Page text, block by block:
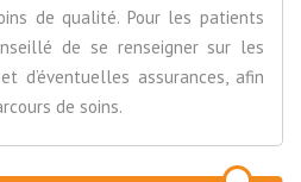
de qualité. Pour les patients
de se renseigner sur les
d’éventuelles assurances, afin
de soins.